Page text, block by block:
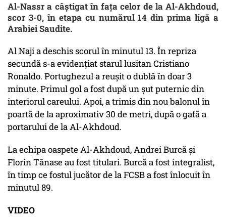
Al-Nassr a câștigat în fața celor de la Al-Akhdoud,
scor 3-0, în etapa cu numărul 14 din prima ligă a
Arabiei Saudite.
Al Naji a deschis scorul în minutul 13. În repriza
secundă s-a evidențiat starul lusitan Cristiano
Ronaldo. Portughezul a reușit o dublă în doar 3
minute. Primul gol a fost după un șut puternic din
interiorul careului. Apoi, a trimis din nou balonul în
poartă de la aproximativ 30 de metri, după o gafă a
portarului de la Al-Akhdoud.
La echipa oaspete Al-Akhdoud, Andrei Burcă și
Florin Tănase au fost titulari. Burcă a fost integralist,
în timp ce fostul jucător de la FCSB a fost înlocuit în
minutul 89.
VIDEO